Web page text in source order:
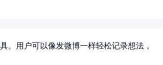
。用户可以像发微博一样轻松记录想法，